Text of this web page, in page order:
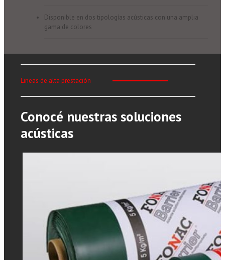
Disponible en dos tipologías acústicas con una amplia
gama de colores
Lineas de alta prestación
Conocé nuestras soluciones
acústicas